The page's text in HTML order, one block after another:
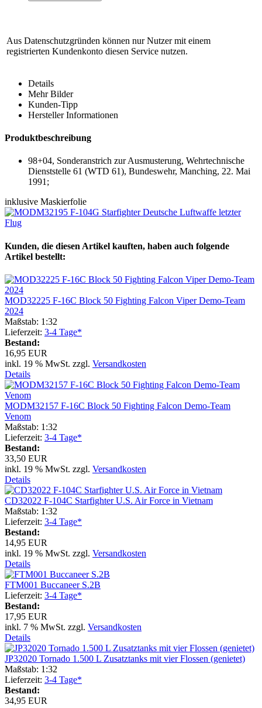
Aus Datenschutzgründen können nur Nutzer mit einem
registrierten Kundenkonto diesen Service nutzen.
Details
Mehr Bilder
Kunden-Tipp
Hersteller Informationen
Produktbeschreibung
98+04, Sonderanstrich zur Ausmusterung, Wehrtechnische
Dienststelle 61 (WTD 61), Bundeswehr, Manching, 22. Mai
1991;
inklusive Maskierfolie
Kunden, die diesen Artikel kauften, haben auch folgende
Artikel bestellt:
MOD32225 F-16C Block 50 Fighting Falcon Viper Demo-Team
2024
Maßstab: 1:32
Lieferzeit: 3-4 Tage*
Bestand:
16,95 EUR
inkl. 19 % MwSt. zzgl. Versandkosten
Details
MODM32157 F-16C Block 50 Fighting Falcon Demo-Team
Venom
Maßstab: 1:32
Lieferzeit: 3-4 Tage*
Bestand:
33,50 EUR
inkl. 19 % MwSt. zzgl. Versandkosten
Details
CD32022 F-104C Starfighter U.S. Air Force in Vietnam
Maßstab: 1:32
Lieferzeit: 3-4 Tage*
Bestand:
14,95 EUR
inkl. 19 % MwSt. zzgl. Versandkosten
Details
FTM001 Buccaneer S.2B
Lieferzeit: 3-4 Tage*
Bestand:
17,95 EUR
inkl. 7 % MwSt. zzgl. Versandkosten
Details
JP32020 Tornado 1.500 L Zusatztanks mit vier Flossen (genietet)
Maßstab: 1:32
Lieferzeit: 3-4 Tage*
Bestand:
34,95 EUR